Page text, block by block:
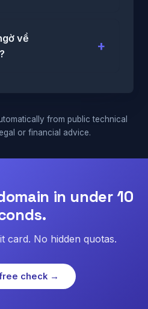
về
from public technical
or financial advice.
in under 10
card. No hidden quotas.
check →